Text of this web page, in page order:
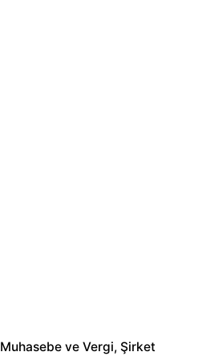
Muhasebe ve Vergi Şirket